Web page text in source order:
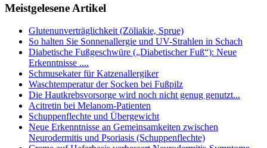
Meistgelesene Artikel
Glutenunverträglichkeit (Zöliakie, Sprue)
So halten Sie Sonnenallergie und UV-Strahlen in Schach
Diabetische Fußgeschwüre („Diabetischer Fuß“): Neue
Erkenntnisse ....
Schmusekater für Katzenallergiker
Waschtemperatur der Socken bei Fußpilz
Die Hautkrebsvorsorge wird noch nicht genug genutzt...
Acitretin bei Melanom-Patienten
Schuppenflechte und Übergewicht
Neue Erkenntnisse an Gemeinsamkeiten zwischen
Neurodermitis und Psoriasis (Schuppenflechte)